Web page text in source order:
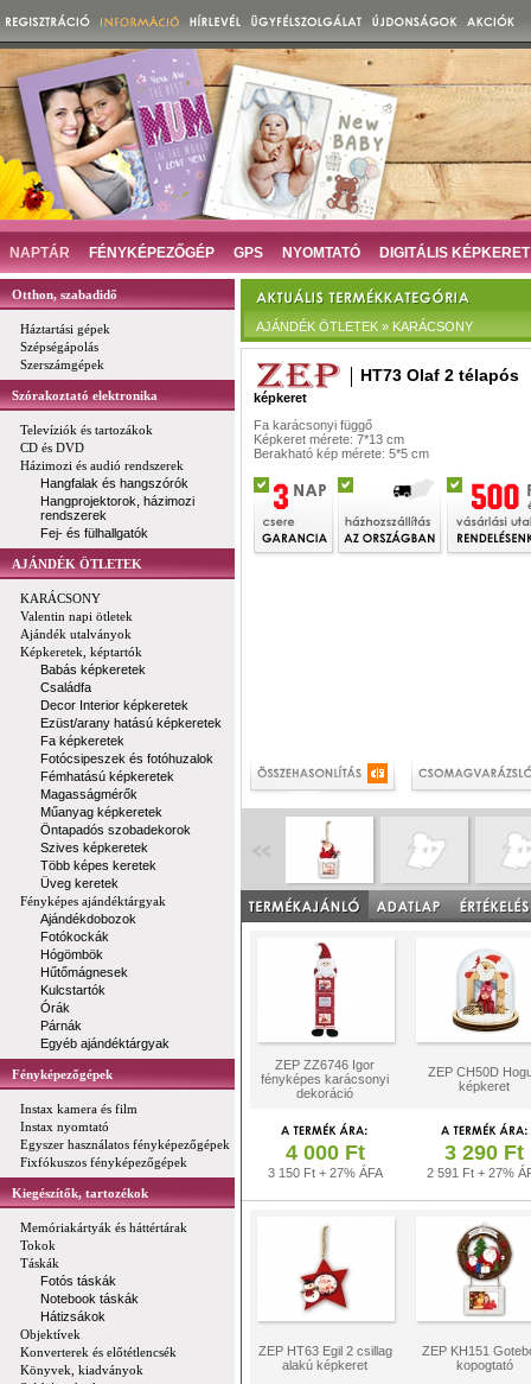
NAPTÁR FÉNYKÉPEZŐGÉP GPS NYOMTATÓ DIGITÁLIS KÉPKERET
Otthon, szabadidő
Háztartási gépek
Szépségápolás
Szerszámgépek
Szórakoztató elektronika
Televíziók és tartozákok
CD és DVD
Házimozi és audió rendszerek
Hangfalak és hangszórók
Hangprojektorok, házimozi
rendszerek
Fej- és fülhallgatók
AJÁNDÉK ÖTLETEK
KARÁCSONY
Valentin napi ötletek
Ajándék utalványok
Képkeretek, képtartók
Babás képkeretek
Családfa
Decor Interior képkeretek
Ezüst/arany hatású képkeretek
Fa képkeretek
Fotócsipeszek és fotóhuzalok
Fémhatású képkeretek
Magasságmérők
Műanyag képkeretek
Öntapadós szobadekorok
Szives képkeretek
Több képes keretek
Üveg keretek
Fényképes ajándéktárgyak
Ajándékdobozok
Fotókockák
Hógömbök
Hűtőmágnesek
Kulcstartók
Órák
Párnák
Egyéb ajándéktárgyak
Fényképezőgépek
Instax kamera és film
Instax nyomtató
Egyszer használatos fényképezőgépek
Fixfókuszos fényképezőgépek
Kiegészítők, tartozékok
Memóriakártyák és háttértárak
Tokok
Táskák
Fotós táskák
Notebook táskák
Hátizsákok
Objektívek
Konverterek és előtétlencsék
Könyvek, kiadványok
AJÁNDÉK ÖTLETEK » KARÁCSONY
HT73 Olaf 2 télapós
képkeret
Fa karácsonyi függő
Képkeret mérete: 7*13 cm
Berakható kép mérete: 5*5 cm
ZEP ZZ6746 Igor
fényképes karácsonyi
dekoráció
ZEP CH50D
képkeret
4 000 Ft
3 150 Ft + 27% ÁFA
3 290 Ft
2 591 Ft + 27%
ZEP HT63 Egil 2 csillag
alakú képkeret
ZEP KH151
kopogtató